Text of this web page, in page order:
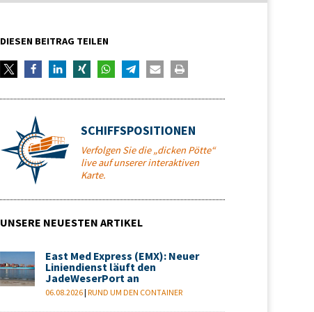
DIESEN BEITRAG TEILEN
SCHIFFSPOSITIONEN
Verfolgen Sie die „dicken Pötte“
live auf unserer interaktiven
Karte.
UNSERE NEUESTEN ARTIKEL
East Med Express (EMX): Neuer
Liniendienst läuft den
JadeWeserPort an
06.08.2026 |RUND UM DEN CONTAINER